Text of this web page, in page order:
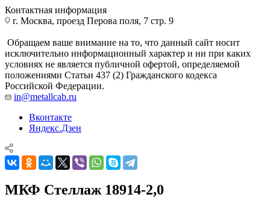
Контактная информация
г. Москва, проезд Перова поля, 7 стр. 9
Обращаем ваше внимание на то, что данный сайт носит
исключительно информационный характер и ни при каких
условиях не является публичной офертой, определяемой
положениями Статьи 437 (2) Гражданского кодекса
Российской Федерации.
in@metallcab.ru
Вконтакте
Яндекс.Дзен
МКФ Стеллаж 18914-2,0